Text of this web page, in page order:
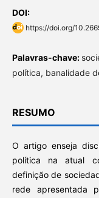
DOI:
https://doi.org/
Palavras-chave:
política, banalidade
RESUMO
O artigo enseja
política na atual
definição de
rede apresentada